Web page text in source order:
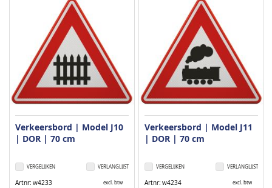
Verkeersbord | Model J10
| DOR | 70 cm
VERLANGLIJST
VERGELIJKEN
Artnr w4233 excl. btw
Verkeersbord | Model J11
| DOR | 70 cm
VERLANGLIJST
VERGELIJKEN
Artnr w4234 excl. btw